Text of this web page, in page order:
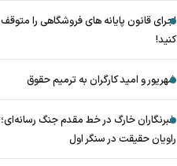
اجرای قانون پایانه های فروشگاهی را متوقف
کنید!
شهریور و امید کارگران به ترمیم حقوق
خبرنگاران خارگ در خط مقدم جنگ رسانه‌ای؛
راویان حقیقت در سنگر اول